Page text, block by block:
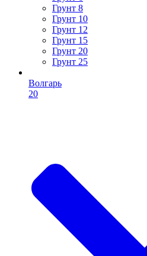
Грунт 8
Грунт 10
Грунт 12
Грунт 15
Грунт 20
Грунт 25
Волгарь
20